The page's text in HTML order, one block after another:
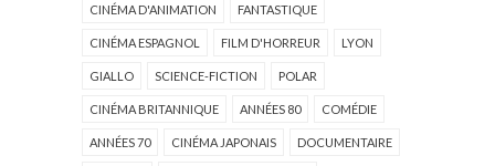
CINÉMA D'ANIMATION FANTASTIQUE
CINÉMA ESPAGNOL FILM D'HORREUR LYON
GIALLO SCIENCE-FICTION POLAR
CINÉMA BRITANNIQUE ANNÉES 80 COMÉDIE
ANNÉES 70 CINÉMA JAPONAIS DOCUMENTAIRE